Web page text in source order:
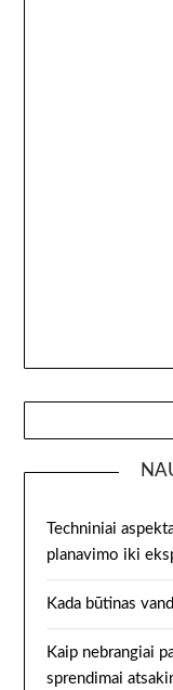
Techniniai
planavimo iki
Kada būtinas
Kaip nebrangiai
sprendimai